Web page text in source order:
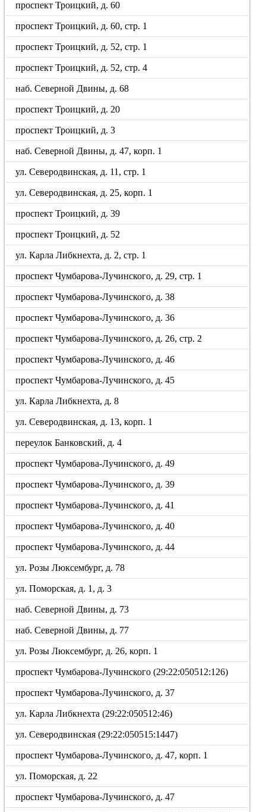
проспект Троицкий, д. 60
проспект Троицкий, д. 60, стр. 1
проспект Троицкий, д. 52, стр. 1
проспект Троицкий, д. 52, стр. 4
наб. Северной Двины, д. 68
проспект Троицкий, д. 20
проспект Троицкий, д. 3
наб. Северной Двины, д. 47, корп. 1
ул. Северодвинская, д. 11, стр. 1
ул. Северодвинская, д. 25, корп. 1
проспект Троицкий, д. 39
проспект Троицкий, д. 52
ул. Карла Либкнехта, д. 2, стр. 1
проспект Чумбарова-Лучинского, д. 29, стр. 1
проспект Чумбарова-Лучинского, д. 38
проспект Чумбарова-Лучинского, д. 36
проспект Чумбарова-Лучинского, д. 26, стр. 2
проспект Чумбарова-Лучинского, д. 46
проспект Чумбарова-Лучинского, д. 45
ул. Карла Либкнехта, д. 8
ул. Северодвинская, д. 13, корп. 1
переулок Банковский, д. 4
проспект Чумбарова-Лучинского, д. 49
проспект Чумбарова-Лучинского, д. 39
проспект Чумбарова-Лучинского, д. 41
проспект Чумбарова-Лучинского, д. 40
проспект Чумбарова-Лучинского, д. 44
ул. Розы Люксембург, д. 78
ул. Поморская, д. 1, д. 3
наб. Северной Двины, д. 73
наб. Северной Двины, д. 77
ул. Розы Люксембург, д. 26, корп. 1
проспект Чумбарова-Лучинского (29:22:050512:126)
проспект Чумбарова-Лучинского, д. 37
ул. Карла Либкнехта (29:22:050512:46)
ул. Северодвинская (29:22:050515:1447)
проспект Чумбарова-Лучинского, д. 47, корп. 1
ул. Поморская, д. 22
проспект Чумбарова-Лучинского, д. 47